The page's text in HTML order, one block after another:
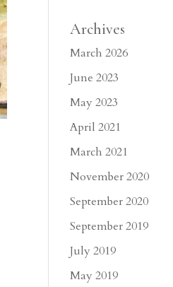
Archives
March 2026
June 2023
May 2023
April 2021
March 2021
November 2020
September 2020
September 2019
July 2019
May 2019